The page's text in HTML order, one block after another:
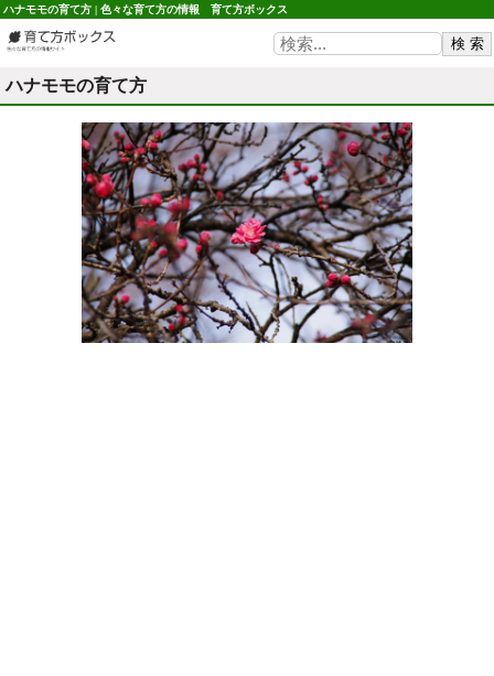
ハナモモの育て方 | 色々な育て方の情報 育て方ボックス
ハナモモの育て方